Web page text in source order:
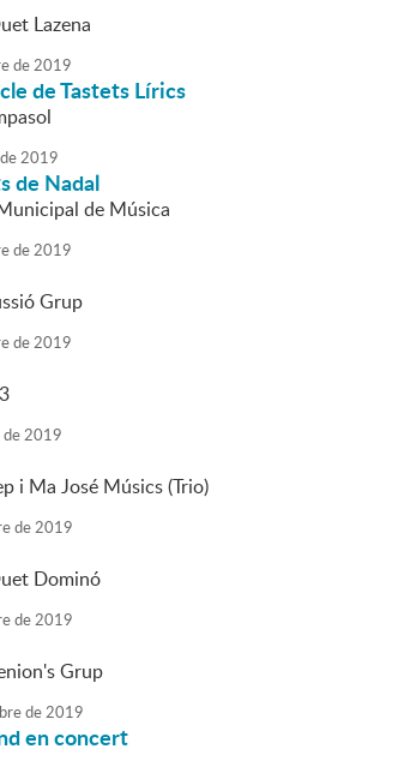
Lazena
de2019
de Tastets Lírics
de2019
de Nadal
de Música
de2019
Grup
de2019
de2019
i Ma José Músics (Trio)
de2019
Dominó
de2019
Grup
de2019
en concert